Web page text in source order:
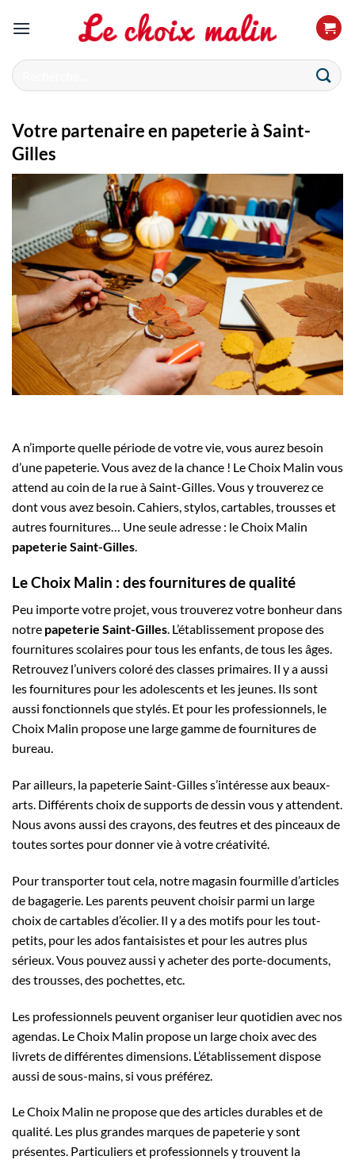
Recherche
pour :
Votre partenaire en papeterie à Saint-
Gilles
A n’importe quelle période de votre vie, vous aurez besoin
d’une papeterie. Vous avez de la chance ! Le Choix Malin vous
attend au coin de la rue à Saint-Gilles. Vous y trouverez ce
dont vous avez besoin. Cahiers, stylos, cartables, trousses et
autres fournitures… Une seule adresse : le Choix Malin
papeterie Saint-Gilles
Le Choix Malin : des fournitures de qualité
Peu importe votre projet, vous trouverez votre bonheur dans
notre papeterie Saint-Gilles. L’établissement propose des
fournitures scolaires pour tous les enfants, de tous les âges.
Retrouvez l’univers coloré des classes primaires. Il y a aussi
les fournitures pour les adolescents et les jeunes. Ils sont
aussi fonctionnels que stylés. Et pour les professionnels, le
Choix Malin propose une large gamme de fournitures de
bureau.
Par ailleurs, la papeterie Saint-Gilles s’intéresse aux beaux-
arts. Différents choix de supports de dessin vous y attendent.
Nous avons aussi des crayons, des feutres et des pinceaux de
toutes sortes pour donner vie à votre créativité.
Pour transporter tout cela, notre magasin fourmille d’articles
de bagagerie. Les parents peuvent choisir parmi un large
choix de cartables d’écolier. Il y a des motifs pour les tout-
petits, pour les ados fantaisistes et pour les autres plus
sérieux. Vous pouvez aussi y acheter des porte-documents,
des trousses, des pochettes, etc.
Les professionnels peuvent organiser leur quotidien avec nos
agendas. Le Choix Malin propose un large choix avec des
livrets de différentes dimensions. L’établissement dispose
aussi de sous-mains, si vous préférez.
Le Choix Malin ne propose que des articles durables et de
qualité. Les plus grandes marques de papeterie y sont
présentes. Particuliers et professionnels y trouvent la